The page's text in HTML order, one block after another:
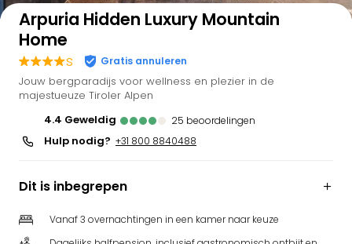
Arpuria Hidden Luxury Mountain
Home
s Gratis annuleren
Jouw bergparadijs voor wellness en plezier in de
majestueuze Tiroler Alpen
4.4
geweldig 25 beoordelingen
Hulp nodig? +31 800 8840488
Dit is inbegrepen
Vanaf 3 overnachtingen in een kamer naar keuze